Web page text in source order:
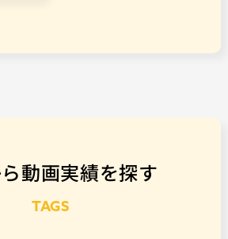
動画実績を探す
TAGS